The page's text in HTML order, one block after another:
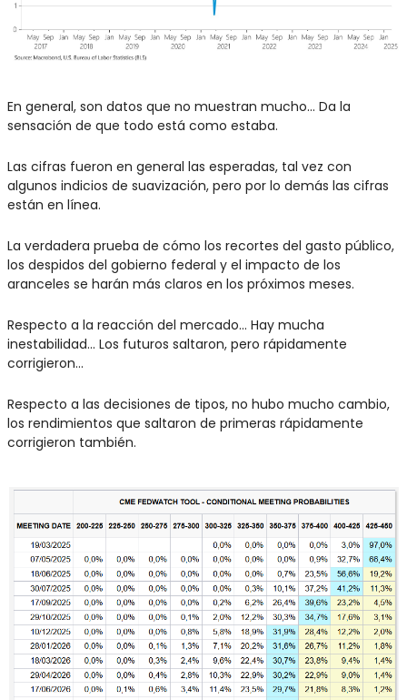
En general, son datos que no muestran mucho... Da la
sensación de que todo está como estaba.
Las cifras fueron en general las esperadas, tal vez con
algunos indicios de suavización, pero por lo demás las cifras
están en línea.
La verdadera prueba de cómo los recortes del gasto público,
los despidos del gobierno federal y el impacto de los
aranceles se harán más claros en los próximos meses.
Respecto a la reacción del mercado... Hay mucha
inestabilidad... Los futuros saltaron, pero rápidamente
corrigieron...
Respecto a las decisiones de tipos, no hubo mucho cambio,
los rendimientos que saltaron de primeras rápidamente
corrigieron también.